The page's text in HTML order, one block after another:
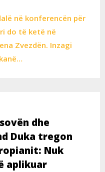
në konferencën për
do të ketë në
Zvezdën. Inzagi
dhe
Duka tregon
Nuk
aplikuar